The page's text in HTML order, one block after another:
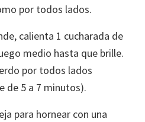
por todos lados.
calienta 1 cucharada de
medio hasta que brille.
por todos lados
de 5 a 7 minutos).
para hornear con una